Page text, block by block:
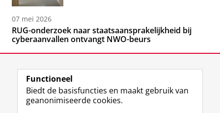
07 mei 2026
RUG-onderzoek naar staatsaansprakelijkheid bij
cyberaanvallen ontvangt NWO-beurs
Functioneel
Biedt de basisfuncties en maakt gebruik van
geanonimiseerde cookies.